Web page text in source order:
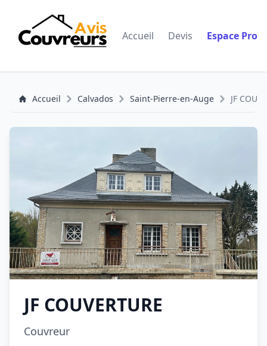
Accueil Devis Espace Pro
Accueil Calvados Saint-Pierre-en-Auge JF
JF COUVERTURE
Couvreur